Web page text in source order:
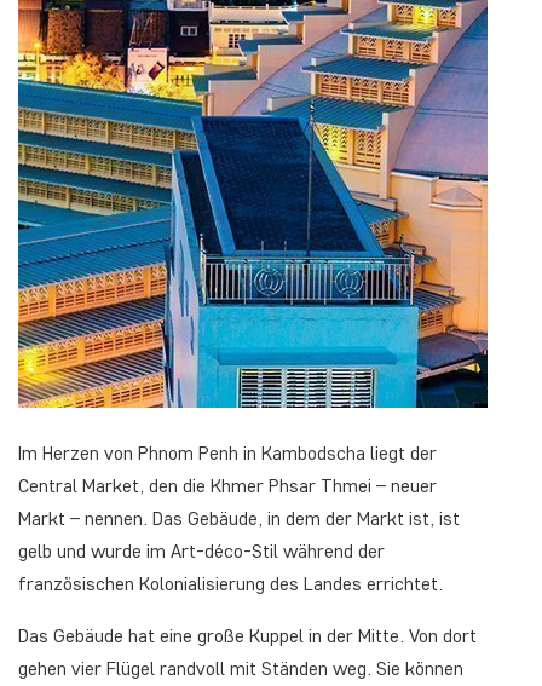
Im Herzen von Phnom Penh in Kambodscha liegt der
Central Market, den die Khmer Phsar Thmei – neuer
Markt – nennen. Das Gebäude, in dem der Markt ist, ist
gelb und wurde im Art-déco-Stil während der
französischen Kolonialisierung des Landes errichtet.
Das Gebäude hat eine große Kuppel in der Mitte. Von dort
gehen vier Flügel randvoll mit Ständen weg. Sie können